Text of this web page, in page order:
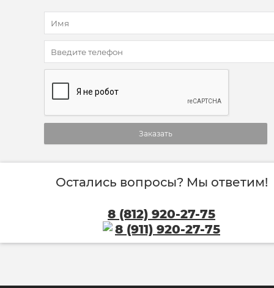
Заказать
Остались вопросы? Мы ответим!
8 (812) 920-27-75
8 (911) 920-27-75